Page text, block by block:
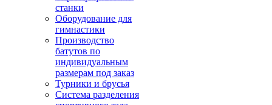
станки
Оборудование для
гимнастики
Производство
батутов по
индивидуальным
размерам под заказ
Турники и брусья
Система разделения